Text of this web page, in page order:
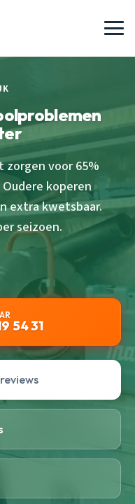
voor 65%
koperen
extra kwetsbaar.
seizoen.
54 31